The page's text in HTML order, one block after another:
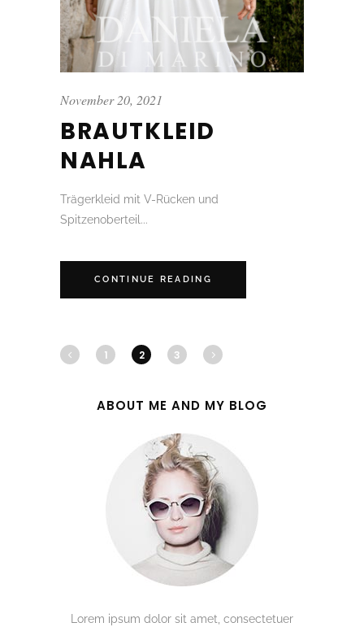
November 20, 2021
BRAUTKLEID
NAHLA
Trägerkleid mit V-Rücken und
Spitzenoberteil...
CONTINUE READING
1 2 3
ABOUT ME AND MY BLOG
Lorem ipsum dolor sit amet, consectetuer